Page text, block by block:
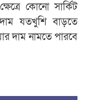
কোনো সার্কিট
দাম যতখুশি বাড়তে
দাম নামতে পারবে